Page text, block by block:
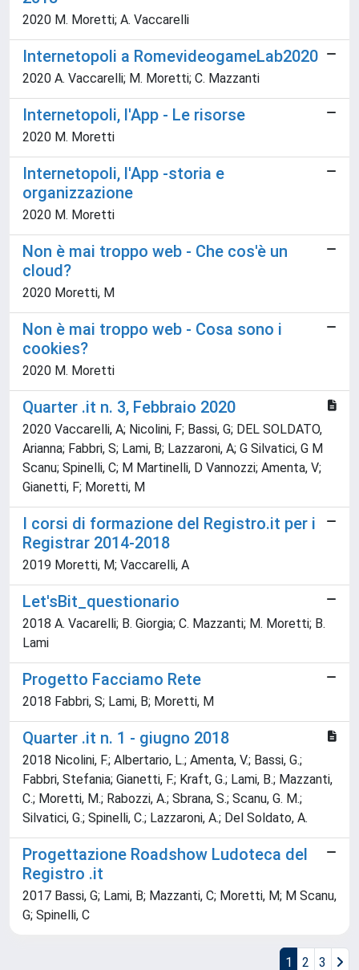
2020 M. Moretti; A. Vaccarelli
Internetopoli a RomevideogameLab2020
2020 A. Vaccarelli; M. Moretti; C. Mazzanti
Internetopoli, l'App - Le risorse
2020 M. Moretti
Internetopoli, l'App -storia e
organizzazione
2020 M. Moretti
Non è mai troppo web - Che cos'è un
cloud?
2020 Moretti, M
Non è mai troppo web - Cosa sono i
cookies?
2020 M. Moretti
Quarter .it n. 3, Febbraio 2020
2020 Vaccarelli, A; Nicolini, F; Bassi, G; DEL SOLDATO,
Arianna; Fabbri, S; Lami, B; Lazzaroni, A; G Silvatici, G M
Scanu; Spinelli, C; M Martinelli, D Vannozzi; Amenta, V;
Gianetti, F; Moretti, M
I corsi di formazione del Registro.it per i
Registrar 2014-2018
2019 Moretti, M; Vaccarelli, A
Let'sBit_questionario
2018 A. Vacarelli; B. Giorgia; C. Mazzanti; M. Moretti; B.
Lami
Progetto Facciamo Rete
2018 Fabbri, S; Lami, B; Moretti, M
Quarter .it n. 1 - giugno 2018
2018 Nicolini, F.; Albertario, L.; Amenta, V.; Bassi, G.;
Fabbri, Stefania; Gianetti, F.; Kraft, G.; Lami, B.; Mazzanti,
C.; Moretti, M.; Rabozzi, A.; Sbrana, S.; Scanu, G. M.;
Silvatici, G.; Spinelli, C.; Lazzaroni, A.; Del Soldato, A.
Progettazione Roadshow Ludoteca del
Registro .it
2017 Bassi, G; Lami, B; Mazzanti, C; Moretti, M; M Scanu,
G; Spinelli, C
1 2 3